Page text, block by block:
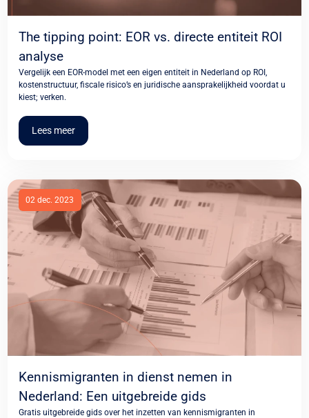
The tipping point: EOR vs. directe entiteit ROI
analyse
Vergelijk een EOR-model met een eigen entiteit in Nederland op ROI,
kostenstructuur, fiscale risico’s en juridische aansprakelijkheid voordat u
kiest; verken.
Lees meer
02 dec. 2023
Kennismigranten in dienst nemen in
Nederland: Een uitgebreide gids
Gratis uitgebreide gids over het inzetten van kennismigranten in